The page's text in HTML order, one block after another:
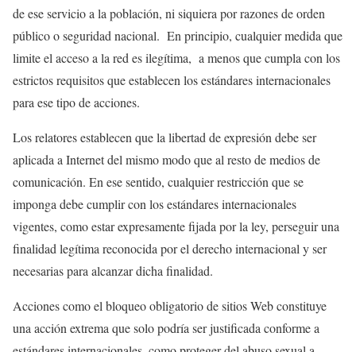
de ese servicio a la población, ni siquiera por razones de orden
público o seguridad nacional. En principio, cualquier medida que
limite el acceso a la red es ilegítima, a menos que cumpla con los
estrictos requisitos que establecen los estándares internacionales
para ese tipo de acciones.
Los relatores establecen que la libertad de expresión debe ser
aplicada a Internet del mismo modo que al resto de medios de
comunicación. En ese sentido, cualquier restricción que se
imponga debe cumplir con los estándares internacionales
vigentes, como estar expresamente fijada por la ley, perseguir una
finalidad legítima reconocida por el derecho internacional y ser
necesarias para alcanzar dicha finalidad.
Acciones como el bloqueo obligatorio de sitios Web constituye
una acción extrema que solo podría ser justificada conforme a